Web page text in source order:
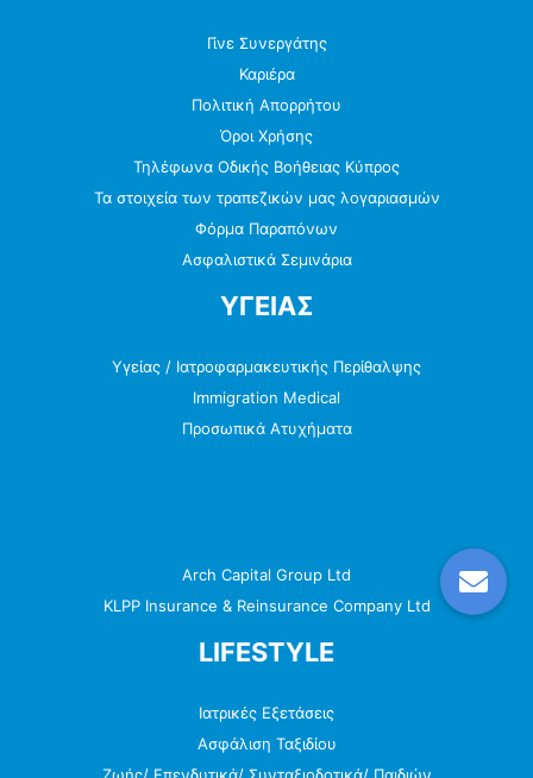
Γίνε Συνεργάτης
Καριέρα
Πολιτική Απορρήτου
Όροι Χρήσης
Τηλέφωνα Οδικής Βοήθειας Κύπρος
Τα στοιχεία των τραπεζικών μας λογαριασμών
Φόρμα Παραπόνων
Ασφαλιστικά Σεμινάρια
ΥΓΕΙΑΣ
Υγείας / Ιατροφαρμακευτικής Περίθαλψης
Immigration Medical
Προσωπικά Ατυχήματα
Arch Capital Group Ltd
KLPP Insurance & Reinsurance Company Ltd
LIFESTYLE
Ιατρικές Εξετάσεις
Ασφάλιση Ταξιδίου